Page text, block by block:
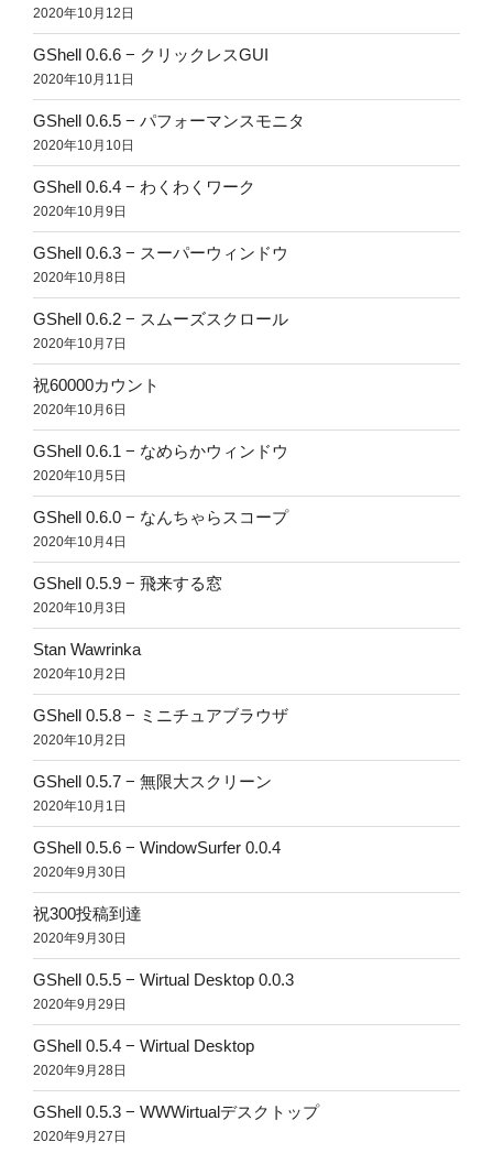
2020年10月12日
GShell 0.6.6 − クリックレスGUI
2020年10月11日
GShell 0.6.5 − パフォーマンスモニタ
2020年10月10日
GShell 0.6.4 − わくわくワーク
2020年10月9日
GShell 0.6.3 − スーパーウィンドウ
2020年10月8日
GShell 0.6.2 − スムーズスクロール
2020年10月7日
祝60000カウント
2020年10月6日
GShell 0.6.1 − なめらかウィンドウ
2020年10月5日
GShell 0.6.0 − なんちゃらスコープ
2020年10月4日
GShell 0.5.9 − 飛来する窓
2020年10月3日
Stan Wawrinka
2020年10月2日
GShell 0.5.8 − ミニチュアブラウザ
2020年10月2日
GShell 0.5.7 − 無限大スクリーン
2020年10月1日
GShell 0.5.6 − WindowSurfer 0.0.4
2020年9月30日
祝300投稿到達
2020年9月30日
GShell 0.5.5 − Wirtual Desktop 0.0.3
2020年9月29日
GShell 0.5.4 − Wirtual Desktop
2020年9月28日
GShell 0.5.3 − WWWirtualデスクトップ
2020年9月27日